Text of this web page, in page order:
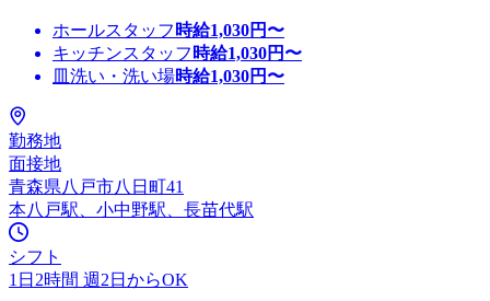
ホールスタッフ 時給1,030円〜
キッチンスタッフ 時給1,030円〜
皿洗い・洗い場時給1,030円〜
勤務地
面接地
青森県八戸市八日町41
本八戸駅、小中野駅、長苗代駅
シフト
1日2時間 週2日からOK